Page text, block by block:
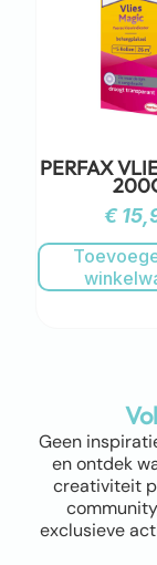
PERFAX
€
Geen
en ontdek
creativiteit
exclusieve